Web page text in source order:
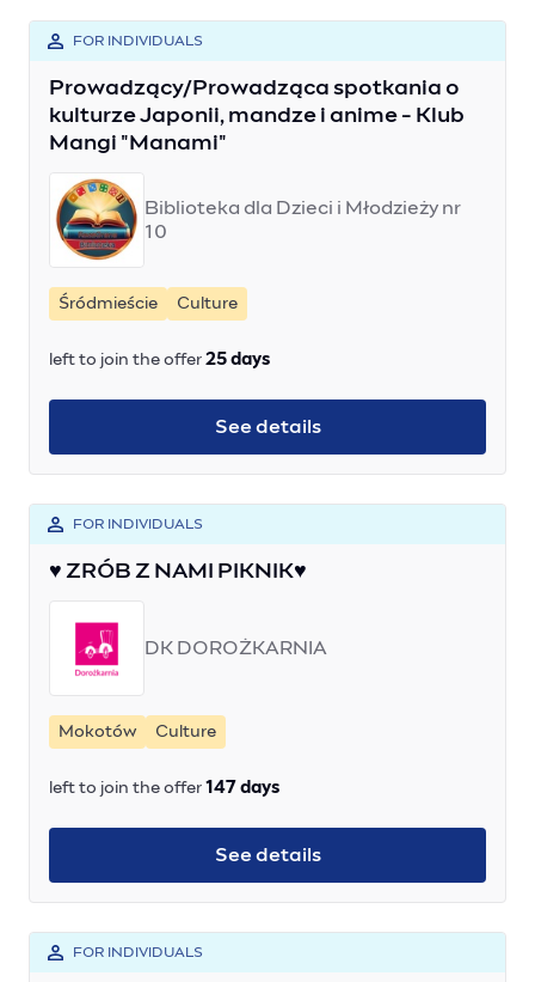
FOR INDIVIDUALS
Prowadzący/Prowadząca spotkania o
kulturze Japonii, mandze i anime - Klub
Mangi "Manami"
Biblioteka dla Dzieci i Młodzieży nr
10
Śródmieście Culture
left to join the offer 25 days
See details
FOR INDIVIDUALS
♥ ZRÓB Z NAMI PIKNIK♥
DK DOROŻKARNIA
Mokotów Culture
left to join the offer 147 days
See details
FOR INDIVIDUALS